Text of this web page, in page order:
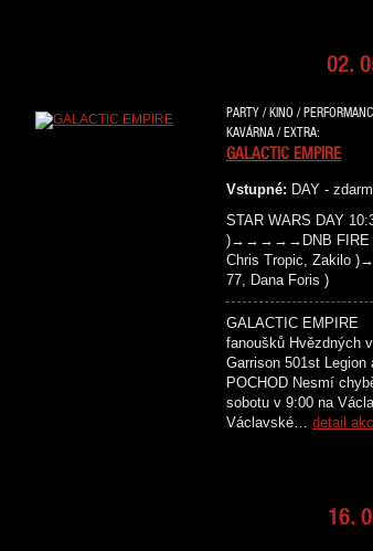
02.
PARTY / KINO /
KAVÁRNA / EXTRA:
GALACTIC EMPIRE
Vstupné: DAY -
STAR WARS DAY
)→→→→→DNB FIRE (
Chris Tropic, Zakilo
77, Dana Foris )
GALACTIC
fanoušků Hvězdných
Garrison 501st
POCHOD Nesmí
sobotu v 9:00 na
Václavské… detail
16.